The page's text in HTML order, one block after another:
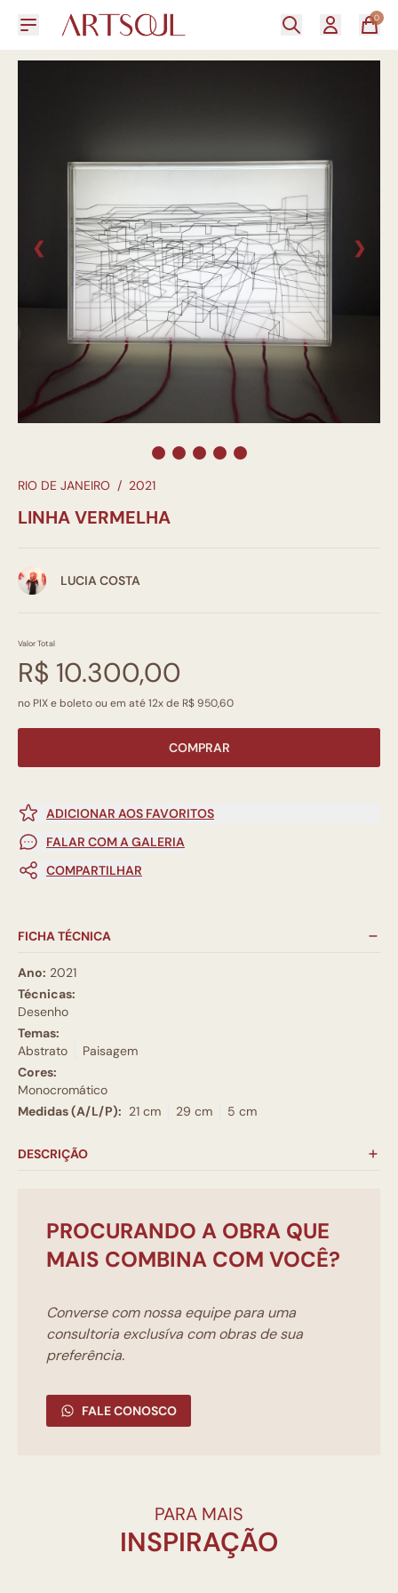
0
❮ ❯
RIO DE JANEIRO / 2021
LINHA VERMELHA
LUCIA COSTA
Valor Total
R$ 10.300,00
no PIX e boleto ou em até 12x de R$ 950,60
COMPRAR
ADICIONAR AOS FAVORITOS
FALAR COM A GALERIA
COMPARTILHAR
FICHA TÉCNICA
Ano: 2021
Técnicas:
Desenho
Temas:
Abstrato
Paisagem
Cores:
Monocromático
Medidas (A/L/P): 21 cm 29 cm 5 cm
DESCRIÇÃO
PROCURANDO A OBRA QUE
MAIS COMBINA COM VOCÊ?
Converse com nossa equipe para uma
consultoria exclusíva com obras de sua
preferência.
FALE CONOSCO
PARA MAIS
INSPIRAÇÃO